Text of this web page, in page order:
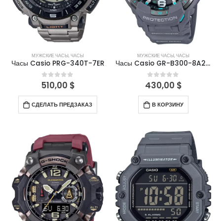
МУЖСКИЕ ЧАСЫ,ЧАСЫ
Часы Casio PRG-340T-7ER
0out of 5
510,00 $
СДЕЛАТЬ ПРЕДЗАКАЗ
МУЖСКИЕ ЧАСЫ,ЧАСЫ
Часы Casio GR-B300-8A2ER
0out of 5
430,00 $
В КОРЗИНУ